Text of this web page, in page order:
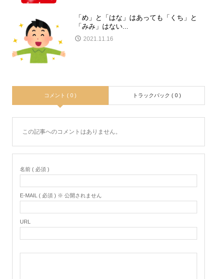
「め」と「はな」はあっても「くち」と
「みみ」はない...
2021.11.16
コメント ( 0 ) トラックバック ( 0 )
この記事へのコメントはありません。
名前 ( 必須 )
E-MAIL ( 必須 ) ※ 公開されません
URL